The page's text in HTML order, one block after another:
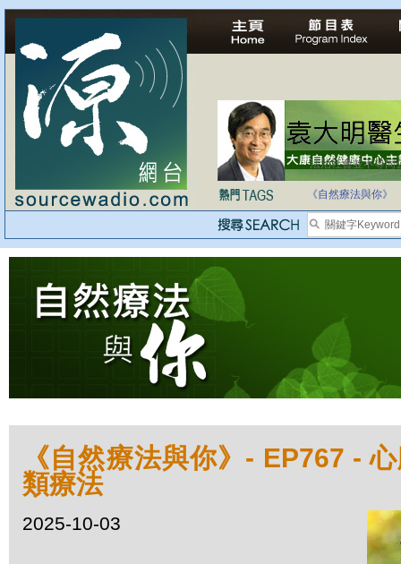
法治社會並不等同
自家教育合法化-
《自然療法與你》
《自然療法與你》- EP767 -
類療法
2025-10-03